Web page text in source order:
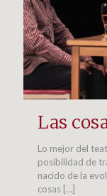
Las
Lo mejor del
posibilidad de
nacido de la
cosas […]